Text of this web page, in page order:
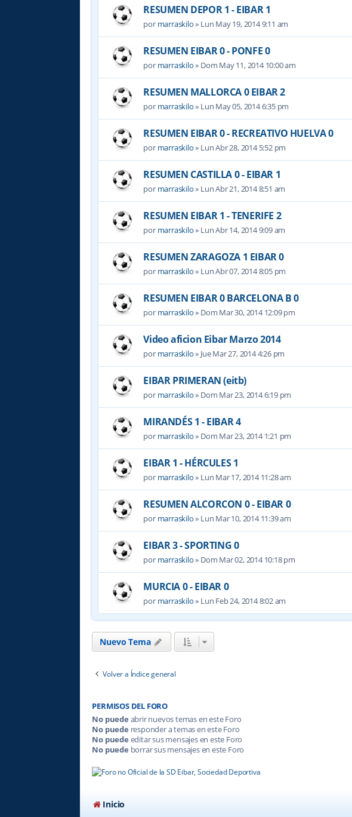
RESUMEN DEPOR 1 - EIBAR 1
por marraskilo» Lun May 19, 2014 9:11 am
RESUMEN EIBAR 0 - PONFE 0
por marraskilo» Dom May 11, 2014 10:00 am
RESUMEN MALLORCA 0 EIBAR 2
por marraskilo» Lun May 05, 2014 6:35 pm
RESUMEN EIBAR 0 - RECREATIVO HUELVA 0
por marraskilo» Lun Abr 28, 2014 5:52 pm
RESUMEN CASTILLA 0 - EIBAR 1
por marraskilo» Lun Abr 21, 2014 8:51 am
RESUMEN EIBAR 1 - TENERIFE 2
por marraskilo» Lun Abr 14, 2014 9:09 am
RESUMEN ZARAGOZA 1 EIBAR 0
por marraskilo» Lun Abr 07, 2014 8:05 pm
RESUMEN EIBAR 0 BARCELONA B 0
por marraskilo» Dom Mar 30, 2014 12:09 pm
Video aficion Eibar Marzo 2014
por marraskilo» Jue Mar 27, 2014 4:26 pm
EIBAR PRIMERAN (eitb)
por marraskilo» Dom Mar 23, 2014 6:19 pm
MIRANDÉS 1 - EIBAR 4
por marraskilo» Dom Mar 23, 2014 1:21 pm
EIBAR 1 - HÉRCULES 1
por marraskilo» Lun Mar 17, 2014 11:28 am
RESUMEN ALCORCON 0 - EIBAR 0
por marraskilo» Lun Mar 10, 2014 11:39 am
EIBAR 3 - SPORTING 0
por marraskilo» Dom Mar 02, 2014 10:18 pm
MURCIA 0 - EIBAR 0
por marraskilo» Lun Feb 24, 2014 8:02 am
Nuevo Tema
Volver a Índice general
PERMISOS DEL FORO
No puede abrir nuevos temas en este Foro
No puede responder a temas en este Foro
No puede editar sus mensajes en este Foro
No puede borrar sus mensajes en este Foro
Inicio